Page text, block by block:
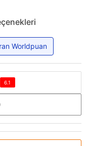
Worldpuan
6.1